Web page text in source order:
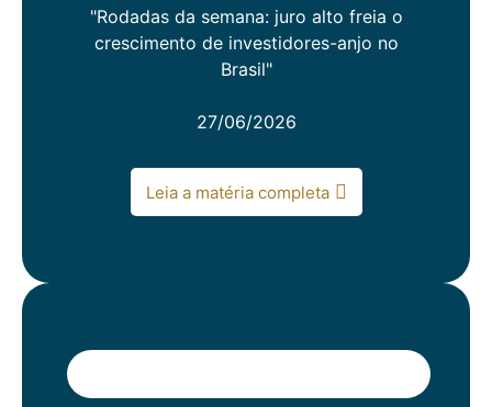
"Rodadas da semana: juro alto freia o
crescimento de investidores-anjo no
Brasil"
27/06/2026
Leia a matéria completa